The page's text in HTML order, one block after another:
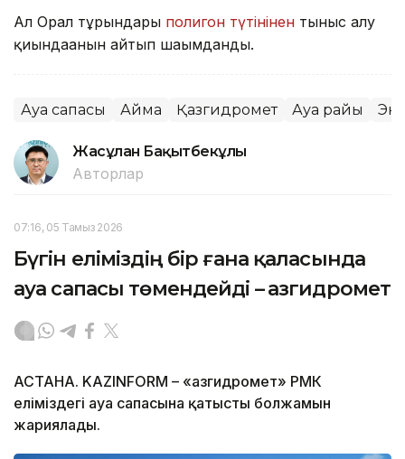
Ал Орал тұрғындары полигон түтінінен тыныс алу
қиындағанын айтып шағымданды.
Ауа сапасы Аймақ Қазгидромет Ауа райы
Жасұлан Бақытбекұлы
Авторлар
07:16, 05 Тамыз 2026
Бүгін еліміздің бір ғана қаласында
ауа сапасы төмендейді – Қазгидромет
АСТАНА. KAZINFORM – «Қазгидромет» РМК
еліміздегі ауа сапасына қатысты болжамын
жариялады.